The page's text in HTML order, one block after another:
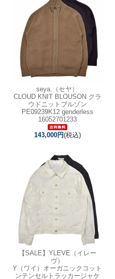
seya.（セヤ）
CLOUD KNIT BLOUSON クラ
ウドニットブルゾン
PE09239K12 genderless
16052701233
143,000円(税込)
【SALE】 YLEVE（イレー
ヴ）
Y（ワイ）オーガニックコット
ンテンセルトラッカージャケ